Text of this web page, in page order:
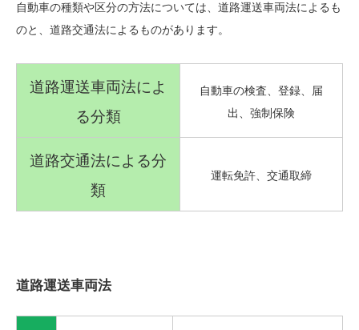
自動車の種類や区分の方法については、道路運送車両法によるも
のと、道路交通法によるものがあります。
道路運送車両法によ
る分類
自動車の検査、登録、届
出、強制保険
道路交通法による分
類
運転免許、交通取締
道路運送車両法